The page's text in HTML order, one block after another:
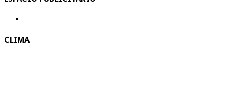
CLIMA